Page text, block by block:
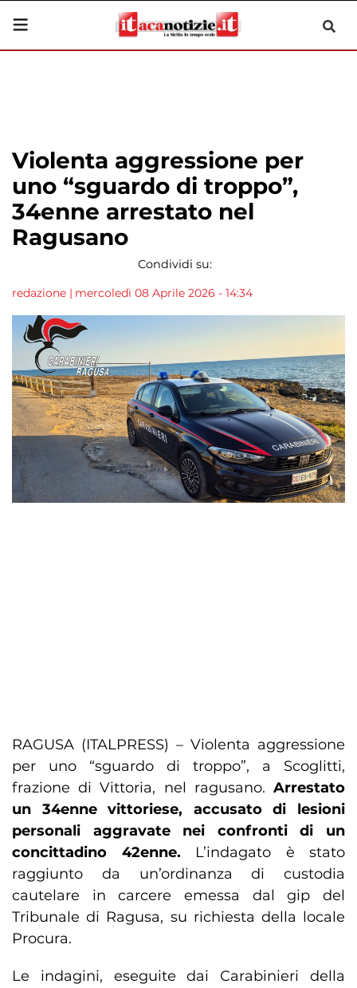
Violenta aggressione per
uno “sguardo di troppo”,
34enne arrestato nel
Ragusano
Condividi su:
redazione | mercoledì 08 Aprile 2026 - 14:34
RAGUSA (ITALPRESS) – Violenta aggressione
per uno “sguardo di troppo”, a Scoglitti,
frazione di Vittoria, nel ragusano. Arrestato
un 34enne vittoriese, accusato di lesioni
personali aggravate nei confronti di un
concittadino 42enne. L’indagato è stato
raggiunto da un’ordinanza di custodia
cautelare in carcere emessa dal gip del
Tribunale di Ragusa, su richiesta della locale
Procura.
Le indagini, eseguite dai Carabinieri della